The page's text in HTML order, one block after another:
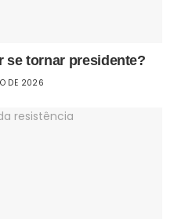
se tornar presidente?
DE 2026